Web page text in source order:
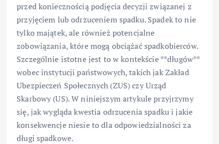
przed koniecznością podjęcia decyzji związanej z
przyjęciem lub odrzuceniem spadku. Spadek to nie
tylko majątek, ale również potencjalne
zobowiązania, które mogą obciążać spadkobierców.
Szczególnie istotne jest to w kontekście **długów**
wobec instytucji państwowych, takich jak Zakład
Ubezpieczeń Społecznych (ZUS) czy Urząd
Skarbowy (US). W niniejszym artykule przyjrzymy
się, jak wygląda kwestia odrzucenia spadku i jakie
konsekwencje niesie to dla odpowiedzialności za
długi spadkowe.